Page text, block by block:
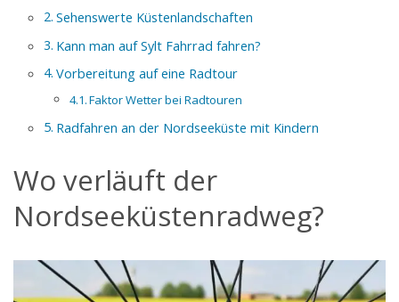
Sehenswerte Küstenlandschaften
Kann man auf Sylt Fahrrad fahren?
Vorbereitung auf eine Radtour
Faktor Wetter bei Radtouren
Radfahren an der Nordseeküste mit Kindern
Wo verläuft der
Nordseeküstenradweg?